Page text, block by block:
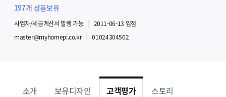
197개 상품보유
사업자/세금계산서 발행 가능 2011-06-13 입점
master@myhomepi.co.kr
01024304502
소개 보유디자인 고객평가 스토리